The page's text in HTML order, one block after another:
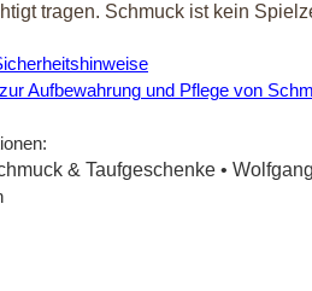
tragen. Schmuck ist kein
Aufbewahrung und Pflege von
& Taufgeschenke •